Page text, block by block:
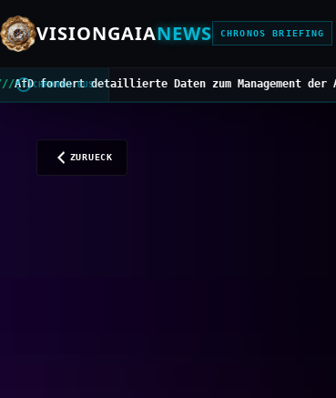
VISIONGAIANEWS CHRONOS BRIEFING
CHRONOS BUS
Daten zum Management der Asiatischen Hornisse///
ZURUECK